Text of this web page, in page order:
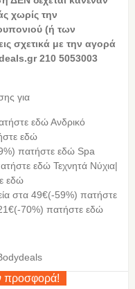
χωρίς την
(ή των
σχετικά με την αγορά
210 5053003
για
εδώ Ανδρικό
εδώ
πατήστε εδώ Spa
εδώ Τεχνητά Νύχια|
εδώ
στα 49€(-59%) πατήστε
70%) πατήστε εδώ
προσφορά!